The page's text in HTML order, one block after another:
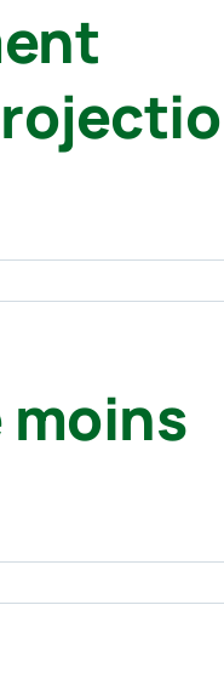
moins